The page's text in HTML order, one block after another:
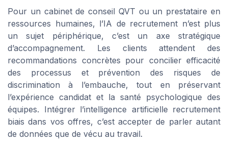
Pour un cabinet de conseil QVT ou un prestataire en
ressources humaines, l’IA de recrutement n’est plus
un sujet périphérique, c’est un axe stratégique
d’accompagnement. Les clients attendent des
recommandations concrètes pour concilier efficacité
des processus et prévention des risques de
discrimination à l’embauche, tout en préservant
l’expérience candidat et la santé psychologique des
équipes. Intégrer l’intelligence artificielle recrutement
biais dans vos offres, c’est accepter de parler autant
de données que de vécu au travail.